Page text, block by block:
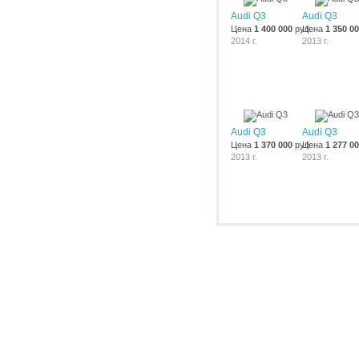
Audi Q3
Цена 1 400 000 руб.
2014 г.
Audi Q3
Цена 1 350
2013 г.
Audi Q3
Цена 1 370 000 руб.
2013 г.
Audi Q3
Цена 1 277
2013 г.